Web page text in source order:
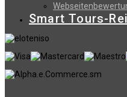
Smart Tours-